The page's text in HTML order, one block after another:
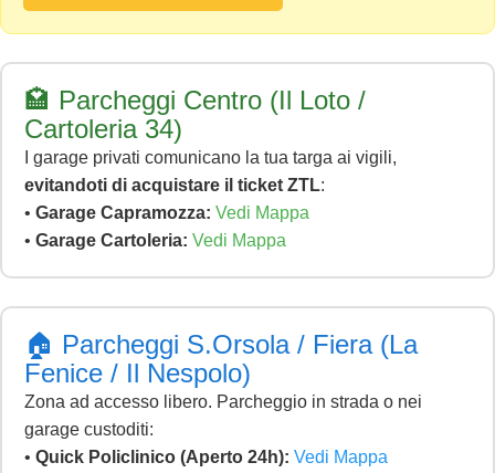
🏩 Parcheggi Centro (Il Loto /
Cartoleria 34)
I garage privati comunicano la tua targa ai vigili,
evitandoti di acquistare il ticket ZTL:
• Garage Capramozza: Vedi Mappa
• Garage Cartoleria: Vedi Mappa
🏠 Parcheggi S.Orsola / Fiera (La
Fenice / Il Nespolo)
Zona ad accesso libero. Parcheggio in strada o nei
garage custoditi:
• Quick Policlinico (Aperto 24h): Vedi Mappa